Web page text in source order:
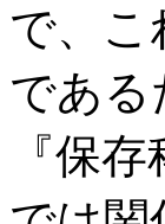
で、こ
である
『保